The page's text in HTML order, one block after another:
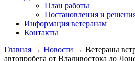
План работы
Постановления и
Информация ветеранам
Контакты
Главная → Новости → Ветераны
автопробега от Владивостока до